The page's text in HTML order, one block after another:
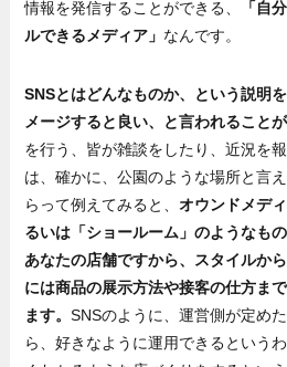
情報を発信することができる、
「自
ルできるメディア」 なんです。
SNSとはどんなものか、という説明
メージすると良い、と言われること
を行う、皆が雑談をしたり、近況を
は、確かに、公園のような場所と言
らって例えてみると、オウンドメデ
るいは「ショールーム」のようなもの
あなたの店舗ですから、スタイルか
には商品の展示方法や接客の仕方ま
ます。SNSのように、運営側が定め
ら、好きなように運用できるという